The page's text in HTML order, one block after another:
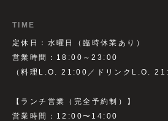
TIME
定休日：水曜日（臨時休業あり）
営業時間：18:00～23:00
（料理L.O. 21:00／ドリンクL.O.
【ランチ営業（完全予約制）】
営業時間：12:00〜14:00